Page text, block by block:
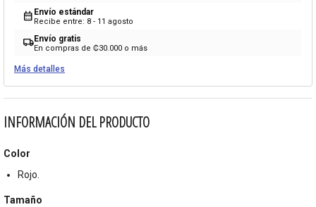
calendar_month Envío estándar
Recibe entre: 8 - 11 agosto
local_shippingEnvío gratis
En compras de ₡30.000 o más
Más detalles
INFORMACIÓN DEL PRODUCTO
Color
Rojo.
Tamaño